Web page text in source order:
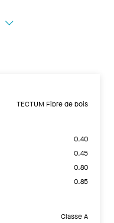
TECTUM Fibre de bois
0.40
0.45
0.80
0.85
Classe A